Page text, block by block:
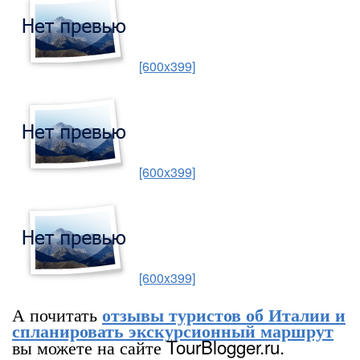
[600x399]
[600x399]
[600x399]
А почитатьотзывы туристов об Италии и
спланировать экскурсионный маршрут
вы можете на сайте TourBlogger.ru.